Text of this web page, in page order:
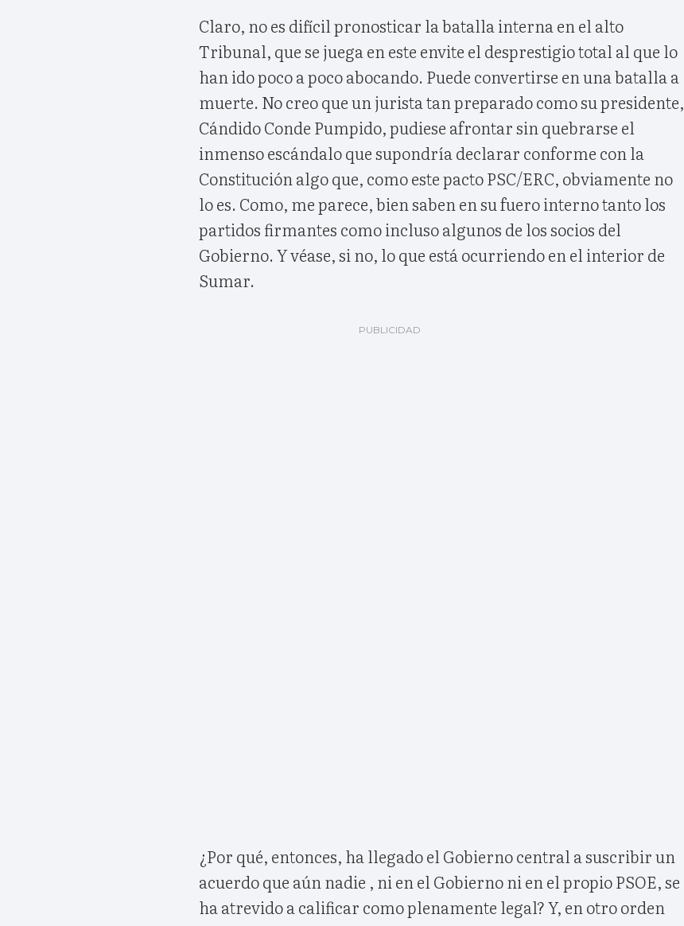
Claro, no es difícil pronosticar la batalla interna en el alto
Tribunal, que se juega en este envite el desprestigio total al que lo
han ido poco a poco abocando. Puede convertirse en una batalla a
muerte. No creo que un jurista tan preparado como su presidente,
Cándido Conde Pumpido, pudiese afrontar sin quebrarse el
inmenso escándalo que supondría declarar conforme con la
Constitución algo que, como este pacto PSC/ERC, obviamente no
lo es. Como, me parece, bien saben en su fuero interno tanto los
partidos firmantes como incluso algunos de los socios del
Gobierno. Y véase, si no, lo que está ocurriendo en el interior de
Sumar.
¿Por qué, entonces, ha llegado el Gobierno central a suscribir un
acuerdo que aún nadie , ni en el Gobierno ni en el propio PSOE, se
ha atrevido a calificar como plenamente legal? Y, en otro orden